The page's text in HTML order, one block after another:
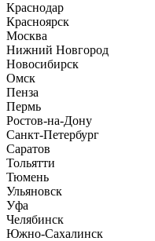
Краснодар
Красноярск
Москва
Нижний Новгород
Новосибирск
Омск
Пенза
Пермь
Ростов-на-Дону
Санкт-Петербург
Саратов
Тольятти
Тюмень
Ульяновск
Уфа
Челябинск
Южно-Сахалинск